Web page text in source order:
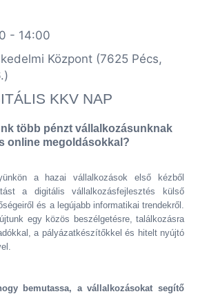
- 14:00
Központ (7625 Pécs,
KKV NAP
több pénzt vállalkozásunknak
online megoldásokkal?
a hazai vállalkozások első kézből
a digitális vállalkozásfejlesztés külső
és a legújabb informatikai trendekről.
egy közös beszélgetésre, találkozásra
a pályázatkészítőkkel és hitelt nyújtó
bemutassa, a vállalkozásokat segítő